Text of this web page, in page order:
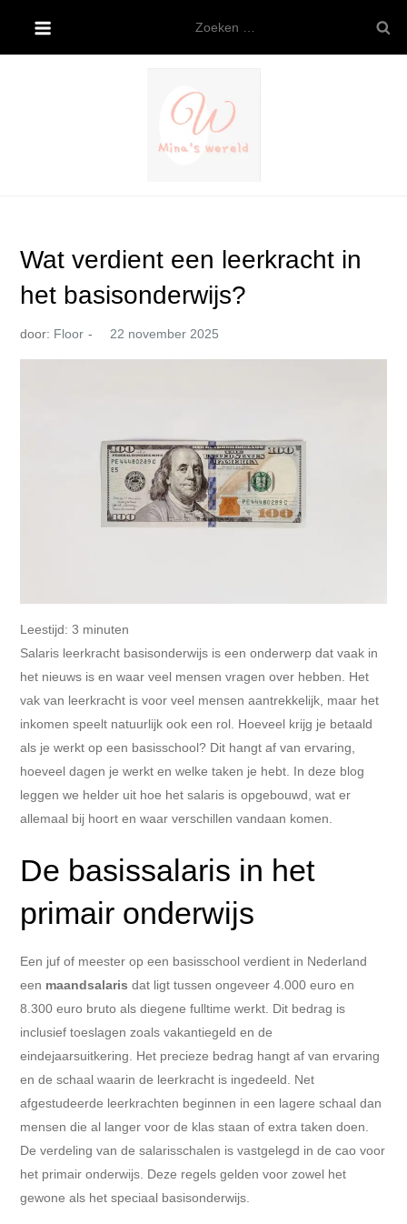
de
naar:
Wat verdient een leerkracht in
het basisonderwijs?
door: Floor
Leestijd: 3 minuten
Salaris leerkracht basisonderwijs is een onderwerp dat vaak in
het nieuws is en waar veel mensen vragen over hebben. Het
vak van leerkracht is voor veel mensen aantrekkelijk, maar het
inkomen speelt natuurlijk ook een rol. Hoeveel krijg je betaald
als je werkt op een basisschool? Dit hangt af van ervaring,
hoeveel dagen je werkt en welke taken je hebt. In deze blog
leggen we helder uit hoe het salaris is opgebouwd, wat er
allemaal bij hoort en waar verschillen vandaan komen.
De basissalaris in het
primair onderwijs
Een juf of meester op een basisschool verdient in Nederland
een maandsalaris dat ligt tussen ongeveer 4.000 euro en
8.300 euro bruto als diegene fulltime werkt. Dit bedrag is
inclusief toeslagen zoals vakantiegeld en de
eindejaarsuitkering. Het precieze bedrag hangt af van ervaring
en de schaal waarin de leerkracht is ingedeeld. Net
afgestudeerde leerkrachten beginnen in een lagere schaal dan
mensen die al langer voor de klas staan of extra taken doen.
De verdeling van de salarisschalen is vastgelegd in de cao voor
het primair onderwijs. Deze regels gelden voor zowel het
gewone als het speciaal basisonderwijs.